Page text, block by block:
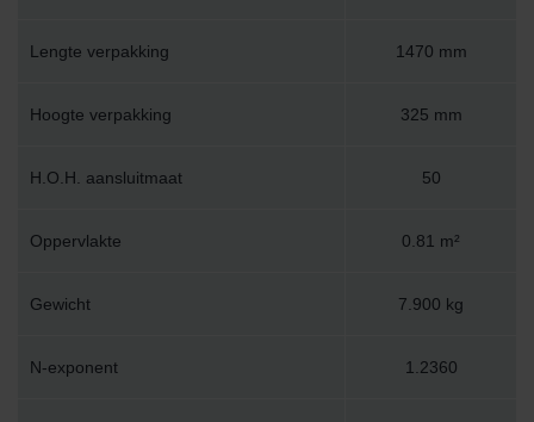
Lengte verpakking 1470 mm
Hoogte verpakking 325 mm
H.O.H. aansluitmaat 50
Oppervlakte 0.81 m²
Gewicht 7.900 kg
N-exponent 1.2360